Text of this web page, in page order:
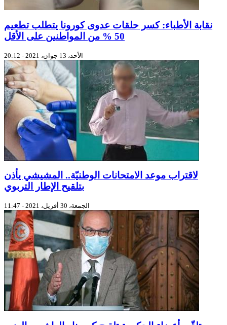
نقابة الأطباء: كسر حلقات عدوى كورونا يتطلب تطعيم
50 % من المواطنين على الأقل
الأحد، 13 جوان، 2021 - 20:12
لاقتراب موعد الامتحانات الوطنيّة.. المشيشي يأذن
بتلقيح الإطار التربوي
الجمعة، 30 أفريل، 2021 - 11:47